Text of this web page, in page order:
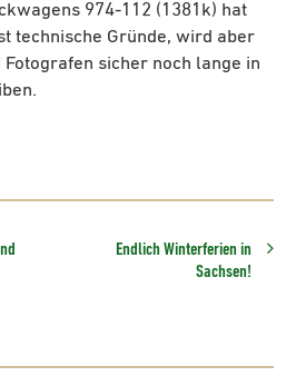
974-112 (1381k) hat
technische Gründe, wird aber
sicher noch lange in
Endlich Winterferien in
Sachsen!